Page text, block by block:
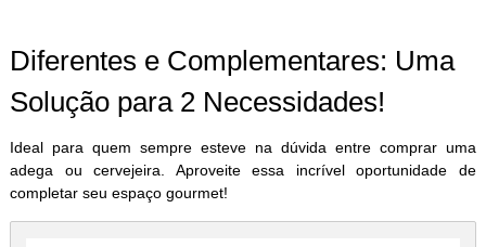
Diferentes e Complementares: Uma
Solução para 2 Necessidades!
Ideal para quem sempre esteve na dúvida entre comprar uma
adega ou cervejeira. Aproveite essa incrível oportunidade de
completar seu espaço gourmet!